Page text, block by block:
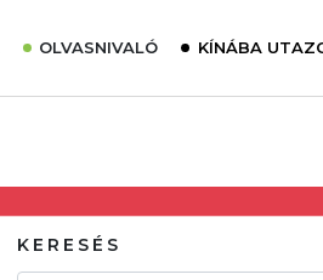
OLVASNIVALÓ
Utazómajom – CitySIM kártya a
KÍNÁBA
KERESÉS